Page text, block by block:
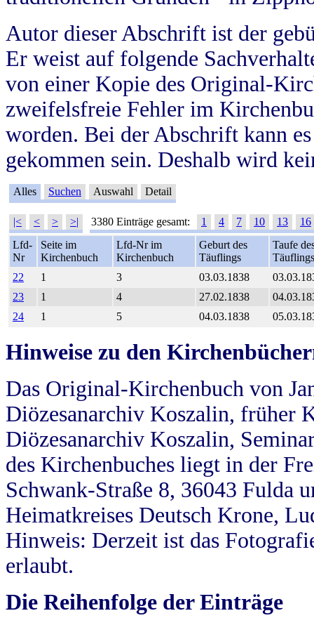
Autor dieser Abschrift ist der
Er weist auf folgende
von einer Kopie des Original-
zweifelsfreie Fehler im
worden. Bei der Abschrift kann
gekommen sein. Deshalb wird
Alles Suchen Auswahl Detail
|< < > >| 3380 Einträge gesamt: 1 4 7 10 13
16
Lfd-
Nr
Seite im
Kirchenbuch
Lfd-Nr im
Kirchenbuch
Geburt des
Täuflings
Taufe
Täuflings
22
1 3 03.03.1838
23
1 4 27.02.1838
24
1 5 04.03.1838
Hinweise zu den
Das Original-Kirchenbuch von
Diözesanarchiv Koszalin, früher
Diözesanarchiv Koszalin,
des Kirchenbuches liegt in der
Schwank-Straße 8, 36043 Fulda
Heimatkreises Deutsch Krone,
Hinweis: Derzeit ist das
erlaubt.
Die Reihenfolge der Einträge